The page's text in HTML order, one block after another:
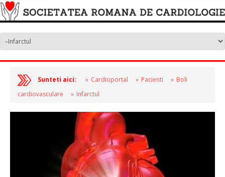
Sunteti aici: Cardioportal Pacienti
Boli
cardiovasculare
Infarctul